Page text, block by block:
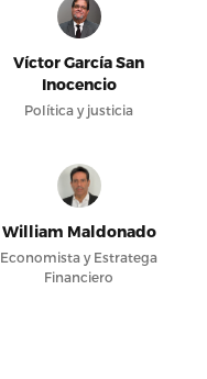
Víctor García San
Inocencio
Política y justicia
William Maldonado
Economista y Estratega
Financiero